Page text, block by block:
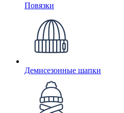
Повязки
Демисезонные шапки